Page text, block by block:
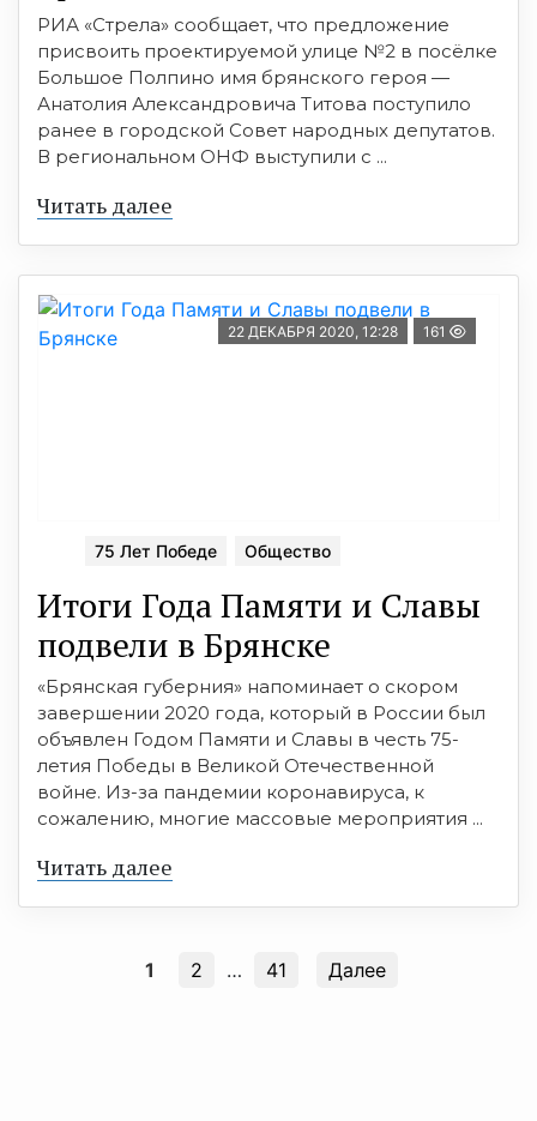
РИА «Стрела» сообщает, что предложение
присвоить проектируемой улице №2 в посёлке
Большое Полпино имя брянского героя —
Анатолия Александровича Титова поступило
ранее в городской Совет народных депутатов.
В региональном ОНФ выступили с ...
Читать далее
22 ДЕКАБРЯ 2020, 12:28 161
75 Лет Победе Общество
Итоги Года Памяти и Славы
подвели в Брянске
«Брянская губерния» напоминает о скором
завершении 2020 года, который в России был
объявлен Годом Памяти и Славы в честь 75-
летия Победы в Великой Отечественной
войне. Из-за пандемии коронавируса, к
сожалению, многие массовые мероприятия ...
Читать далее
1 2 … 41 Далее